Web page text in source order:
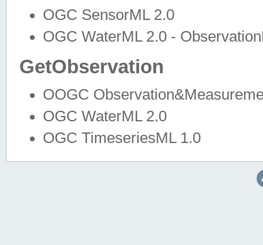
OGC SensorML 2.0
OGC WaterML 2.0 -
GetObservation
OOGC
OGC WaterML 2.0
OGC TimeseriesML 1.0